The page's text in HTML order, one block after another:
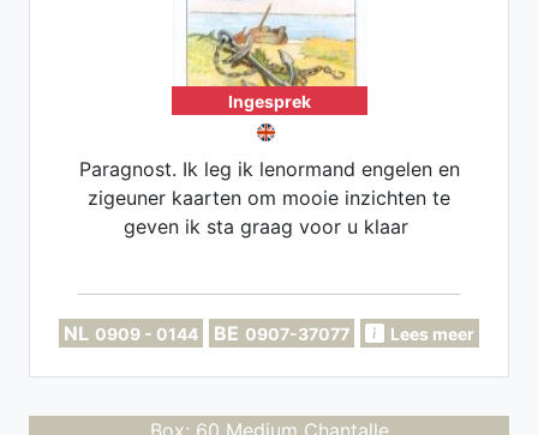
Ingesprek
Paragnost. Ik leg ik lenormand engelen en
zigeuner kaarten om mooie inzichten te
geven ik sta graag voor u klaar
NL 0909 - 0144 BE 0907-37077 Lees meer
Box: 60 Medium Chantalle